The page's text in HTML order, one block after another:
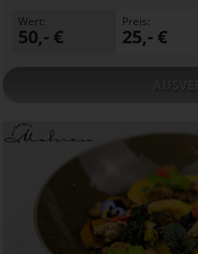
Wert:
50,- €
Preis:
25,- €